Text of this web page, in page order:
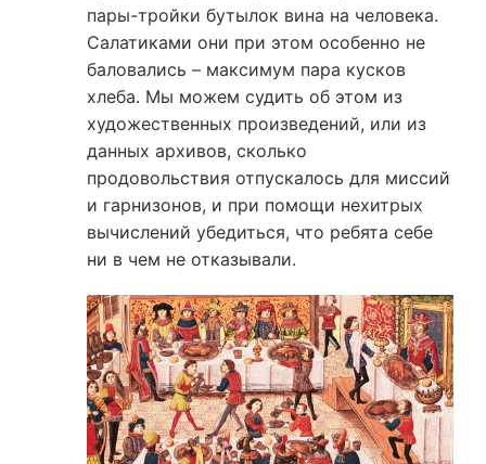
пары-тройки бутылок вина на человека.
Салатиками они при этом особенно не
баловались – максимум пара кусков
хлеба. Мы можем судить об этом из
художественных произведений, или из
данных архивов, сколько
продовольствия отпускалось для миссий
и гарнизонов, и при помощи нехитрых
вычислений убедиться, что ребята себе
ни в чем не отказывали.